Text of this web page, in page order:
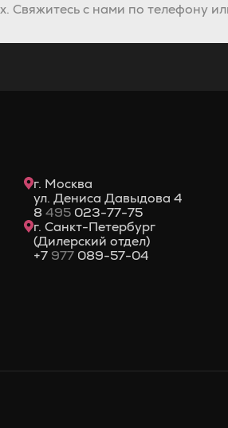
Свяжитесь с нами по телефону
г. Москва
ул. Дениса Давыдова 4
8 495 023-77-75
г. Санкт-Петербург
(Дилерский отдел)
+7 977 089-57-04